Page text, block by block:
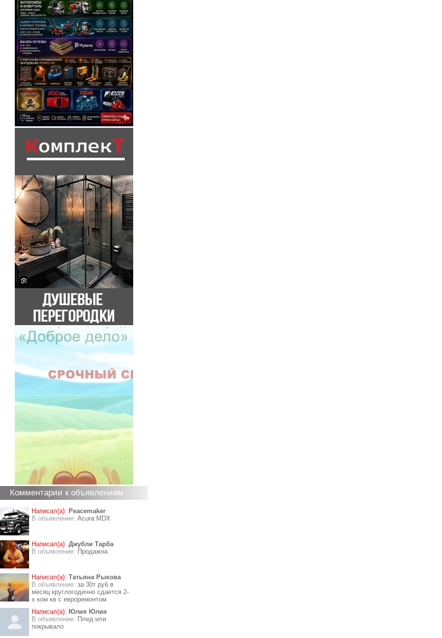
Комментарии к объявлениям
Написал(а): Peacemaker
В объявление: Acura MDX
Написал(а): Джубли Тарба
В объявление: Продажна
Написал(а): Татьяна Рыкова
В объявление: за 30т руб в
месяц круглогодично сдается 2-
х ком кв с евроремонтом
Написал(а): Юлия Юлия
В объявление: Плед или
покрывало